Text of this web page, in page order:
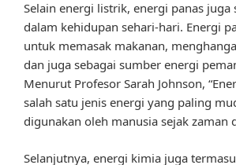
Selain energi listrik, energi panas juga
dalam kehidupan sehari-hari. Energi
untuk memasak makanan,
dan juga sebagai sumber energi
Menurut Profesor Sarah Johnson,
salah satu jenis energi yang paling
digunakan oleh manusia sejak zaman
Selanjutnya, energi kimia juga